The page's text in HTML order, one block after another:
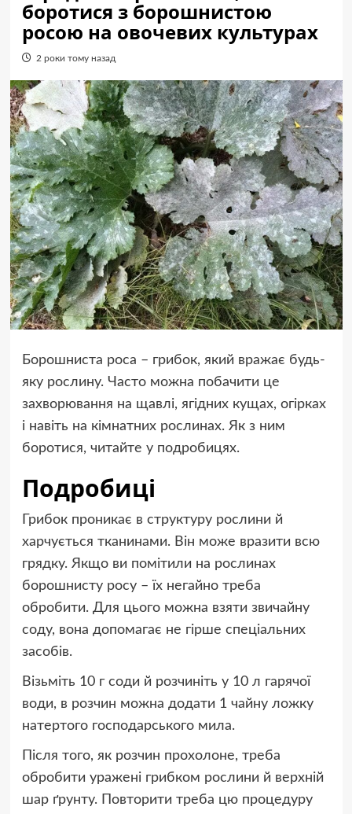
боротися з борошнистою
росою на овочевих культурах
2 роки тому назад
Борошниста роса – грибок, який вражає будь-
яку рослину. Часто можна побачити це
захворювання на щавлі, ягідних кущах, огірках
і навіть на кімнатних рослинах. Як з ним
боротися, читайте у подробицях.
Подробиці
Грибок проникає в структуру рослини й
харчується тканинами. Він може вразити всю
грядку. Якщо ви помітили на рослинах
борошнисту росу – їх негайно треба
обробити. Для цього можна взяти звичайну
соду, вона допомагає не гірше спеціальних
засобів.
Візьміть 10 г соди й розчиніть у 10 л гарячої
води, в розчин можна додати 1 чайну ложку
натертого господарського мила.
Після того, як розчин прохолоне, треба
обробити уражені грибком рослини й верхній
шар ґрунту. Повторити треба цю процедуру